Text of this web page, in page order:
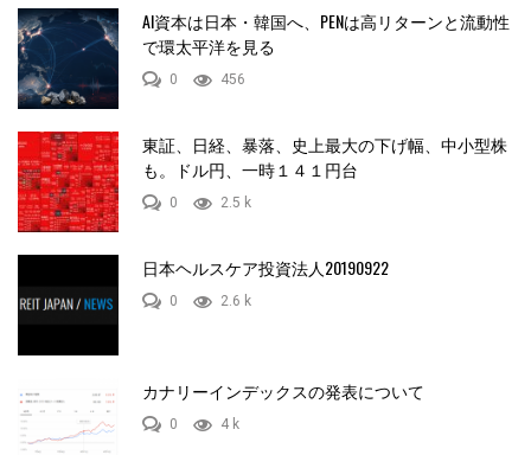
AI資本は日本・韓国へ、PENは高リターンと流動性
で環太平洋を見る
0 456
東証、日経、暴落、史上最大の下げ幅、中小型株
も。ドル円、一時１４１円台
0 2.5 k
日本ヘルスケア投資法人20190922
0 2.6 k
カナリーインデックスの発表について
0 4 k